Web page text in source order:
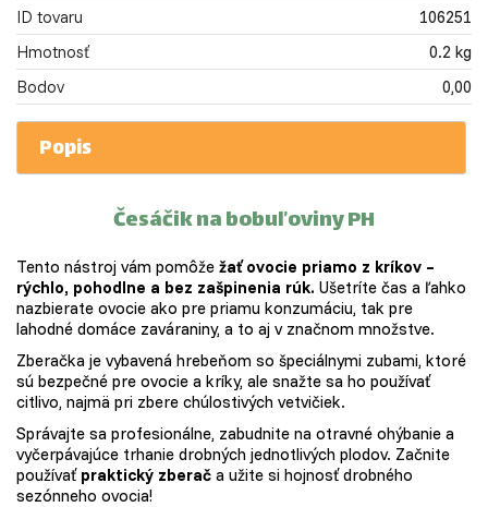
ID tovaru
106251
Hmotnosť
0.2 kg
Bodov
0,00
Popis
Česáčik na bobuľoviny PH
Tento nástroj vám pomôže žať ovocie priamo z kríkov –
rýchlo, pohodlne a bez zašpinenia rúk. Ušetríte čas a ľahko
nazbierate ovocie ako pre priamu konzumáciu, tak pre
lahodné domáce zaváraniny, a to aj v značnom množstve.
Zberačka je vybavená hrebeňom so špeciálnymi zubami, ktoré
sú bezpečné pre ovocie a kríky, ale snažte sa ho používať
citlivo, najmä pri zbere chúlostivých vetvičiek.
Správajte sa profesionálne, zabudnite na otravné ohýbanie a
vyčerpávajúce trhanie drobných jednotlivých plodov. Začnite
používať praktický zberač a užite si hojnosť drobného
sezónneho ovocia!